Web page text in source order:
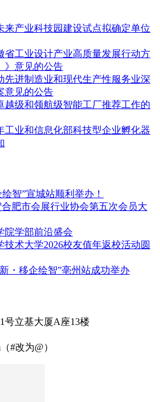
来产业科技园建设试点拟确定单位
省工业设计产业高质量发展行动方
》意见的公告
先进制造业和现代生产性服务业深
意见的公告
越级和领航级智能工厂推荐工作的
工业和信息化部科技型企业孵化器
智”宣城站顺利举办！
肥市会展行业协会第五次会员大
院学部前沿盛会
术大学2026校友值年返校活动圆
・移企绘智”亳州站成功举办
号立基大厦A座13楼
#改为@）